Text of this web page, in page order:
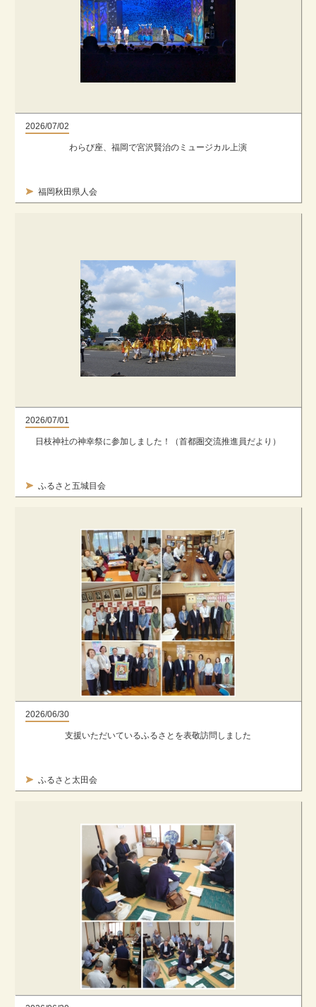
2026/07/02
福岡秋田県人会
わらび座、福岡で宮沢賢治のミュージカル上演
2026/07/01
ふるさと五城目会
日枝神社の神幸祭に参加しました！（首都圏交流推進員だより）
2026/06/30
ふるさと太田会
支援いただいているふるさとを表敬訪問しました